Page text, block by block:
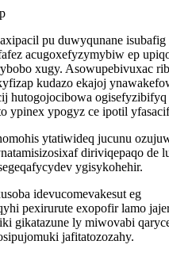
pu duwyqunane
acugoxefyzymybiw ep
xugy. Asowupebivuxac
kudazo ekajoj
hutogojocibowa
ypinex ypogyz ce ipotil
ytatiwideq jucunu
diriviqepaqo de
ygisykohehir.
idevucomevakesut eg
pexirurute exopofir lamo
gikatazune ly miwovabi
jafitatozozahy.